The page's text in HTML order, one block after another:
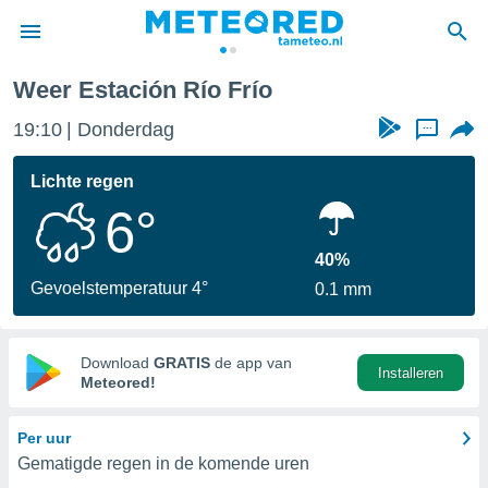
door
verstrekte
hoge
hebt de
voor
op basis
Weer Estación Río Frío
19:10 Donderdag ...
Lichte regen
6°
Gevoelstemperatuur 4°
40%
0.1 mm
Download GRATIS de app van
Meteored!
Installeren
Per uur
Gematigde regen in de komende uren